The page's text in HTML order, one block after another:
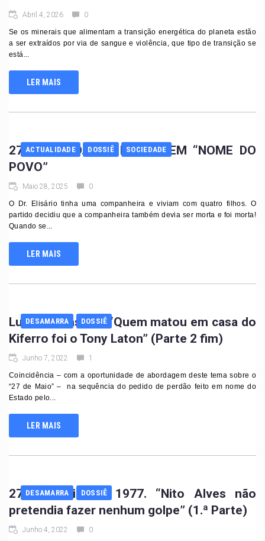
Abril 4, 2026 0
Se os minerais que alimentam a transição energética do planeta estão
a ser extraídos por via de sangue e violência, que tipo de transição se
está...
LER MAIS
ACTUALIDADE DOSSIÊ SOCIEDADE
27 DE MAIO… OU MATAR EM “NOME DO
POVO”
Maio 28, 2025 0
O Dr. Elisário tinha uma companheira e viviam com quatro filhos. O
partido decidiu que a companheira também devia ser morta e foi morta!
Quando se...
LER MAIS
DESAMARRA DOSSIÊ
Luís dos Passos. “Quem matou em casa do
Kiferro foi o Tony Laton” (Parte 2 fim)
Junho 7, 2022 1
Coincidência – com a oportunidade de abordagem deste tema sobre o
“27 de Maio” – na sequência do pedido de perdão feito em nome do
Estado pelo...
LER MAIS
DESAMARRA DOSSIÊ
27 de Maio de 1977. “Nito Alves não
pretendia fazer nenhum golpe” (1.ª Parte)
Junho 4, 2022 0